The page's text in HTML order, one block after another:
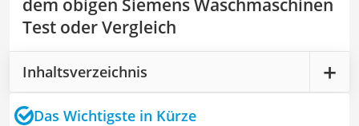
dem obigen Siemens Waschmaschinen
Test oder Vergleich
Inhaltsverzeichnis
Das Wichtigste in Kürze